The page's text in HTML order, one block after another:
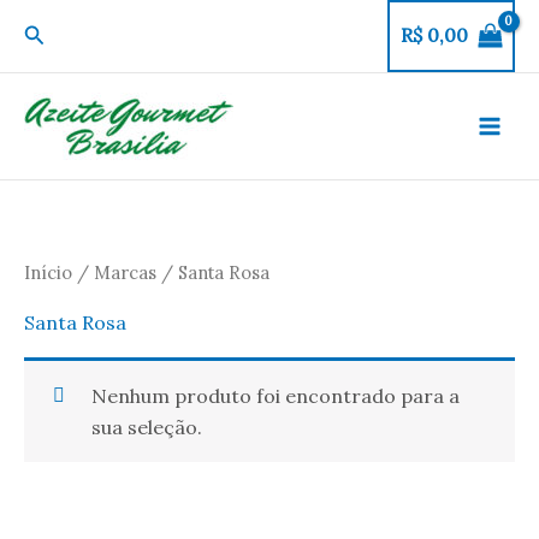
para
o
conteúdo
Pesquisar R$0,00
Início / Marcas / Santa Rosa
Santa Rosa
Nenhum produto foi encontrado para a
sua seleção.